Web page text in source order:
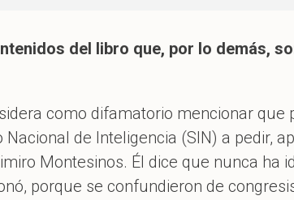
del libro que, por lo demás,
como difamatorio mencionar que
de Inteligencia (SIN) a pedir,
Montesinos. Él dice que nunca ha
porque se confundieron de